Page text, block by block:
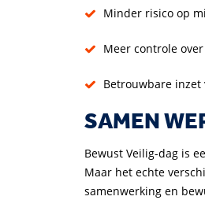
Minder risico op
Meer controle
Betrouwbare inzet
SAMEN
Bewust Veilig-dag is
Maar het echte
samenwerking en